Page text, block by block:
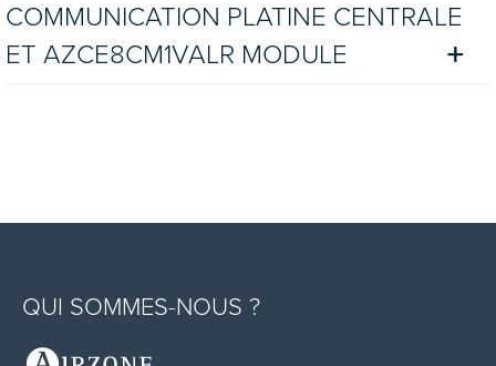
COMMUNICATION PLATINE CENTRALE
ET AZCE8CM1VALR MODULE
QUI SOMMES-NOUS ?